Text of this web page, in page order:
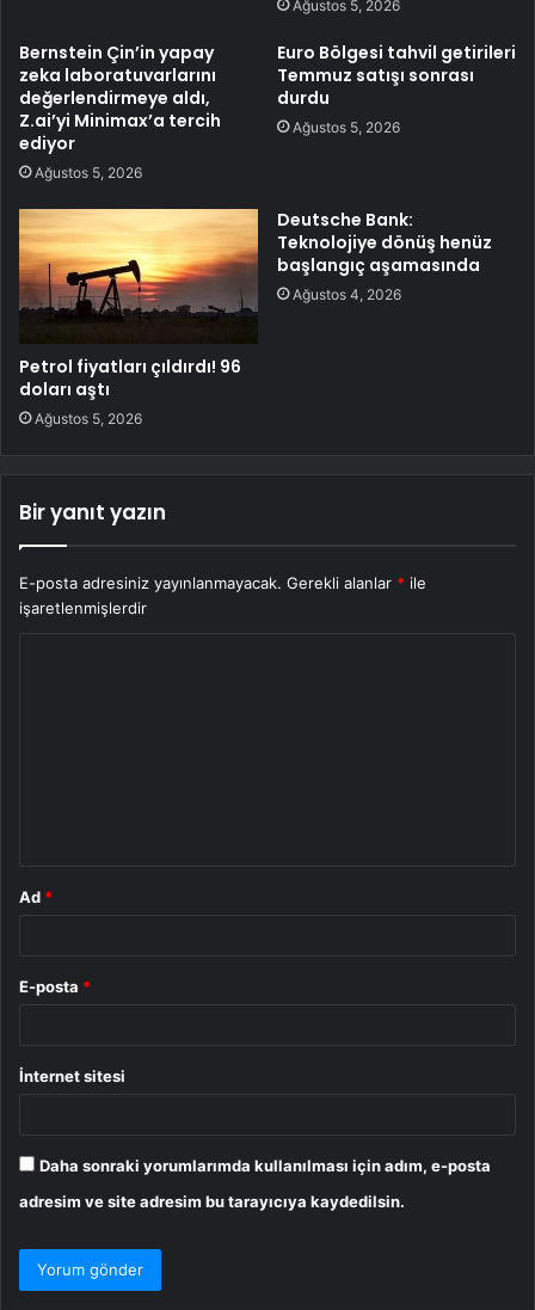
Ağustos 5, 2026
Bernstein Çin’in yapay
zeka laboratuvarlarını
değerlendirmeye aldı,
Z.ai’yi Minimax’a tercih
ediyor
Ağustos 5, 2026
Euro Bölgesi tahvil getirileri
Temmuz satışı sonrası
durdu
Ağustos 5, 2026
Petrol fiyatları çıldırdı! 96
doları aştı
Ağustos 5, 2026
Deutsche Bank:
Teknolojiye dönüş henüz
başlangıç aşamasında
Ağustos 4, 2026
Bir yanıt yazın
E-posta adresiniz yayınlanmayacak. Gerekli alanlar * ile
işaretlenmişlerdir
Ad *
E-posta *
İnternet sitesi
Daha sonraki yorumlarımda kullanılması için adım, e-posta
adresim ve site adresim bu tarayıcıya kaydedilsin.